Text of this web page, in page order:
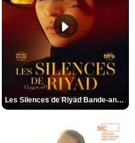
Les Silences de Riyad Bande-annonce VO STFR